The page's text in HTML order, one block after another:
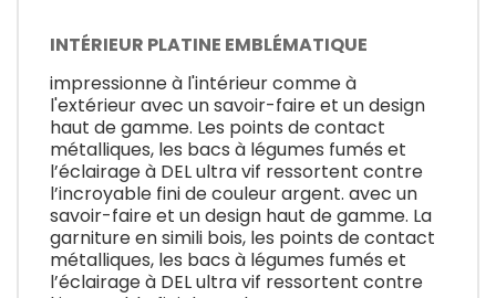
INTÉRIEUR PLATINE EMBLÉMATIQUE
impressionne à l'intérieur comme à
l'extérieur avec un savoir-faire et un design
haut de gamme. Les points de contact
métalliques, les bacs à légumes fumés et
l’éclairage à DEL ultra vif ressortent contre
l’incroyable fini de couleur argent. avec un
savoir-faire et un design haut de gamme. La
garniture en simili bois, les points de contact
métalliques, les bacs à légumes fumés et
l’éclairage à DEL ultra vif ressortent contre